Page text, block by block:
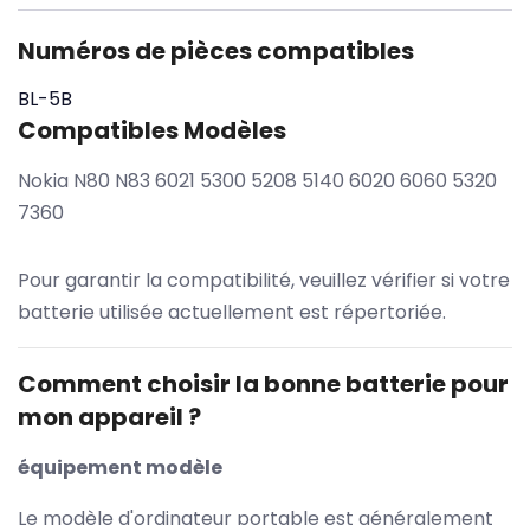
Numéros de pièces compatibles
BL-5B
Compatibles Modèles
Nokia N80 N83 6021 5300 5208 5140 6020 6060 5320
7360
Pour garantir la compatibilité, veuillez vérifier si votre
batterie utilisée actuellement est répertoriée.
Comment choisir la bonne batterie pour
mon appareil ?
équipement modèle
Le modèle d'ordinateur portable est généralement